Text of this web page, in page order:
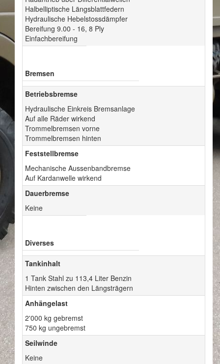
Halbelliptische Längsblattfedern
Hydraulische Hebelstossdämpfer
Bereifung 9.00 - 16, 8 Ply
Einfachbereifung
Bremsen
Betriebsbremse
Hydraulische Einkreis Bremsanlage
Auf alle Räder wirkend
Trommelbremsen vorne
Trommelbremsen hinten
Feststellbremse
Mechanische Aussenbandbremse
Auf Kardanwelle wirkend
Dauerbremse
Keine
Diverses
Tankinhalt
1 Tank Stahl zu 113,4 Liter Benzin
Hinten zwischen den Längsträgern
Anhängelast
2'000 kg gebremst
750 kg ungebremst
Seilwinde
Keine